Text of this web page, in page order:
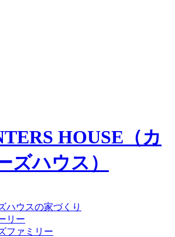
ハウスの家づくり
リー
ファミリー